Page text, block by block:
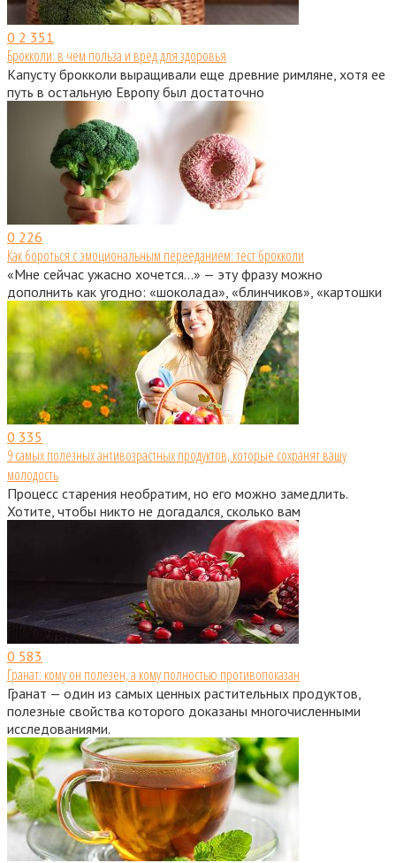
0 2 351
Брокколи: в чем польза и вред для здоровья
Капусту брокколи выращивали еще древние римляне, хотя ее
путь в остальную Европу был достаточно
0 226
Как бороться с эмоциональным перееданием: тест брокколи
«Мне сейчас ужасно хочется…» — эту фразу можно
дополнить как угодно: «шоколада», «блинчиков», «картошки
0 335
9 самых полезных антивозрастных продуктов, которые сохранят вашу
молодость
Процесс старения необратим, но его можно замедлить.
Хотите, чтобы никто не догадался, сколько вам
0 583
Гранат: кому он полезен, а кому полностью противопоказан
Гранат — один из самых ценных растительных продуктов,
полезные свойства которого доказаны многочисленными
исследованиями.